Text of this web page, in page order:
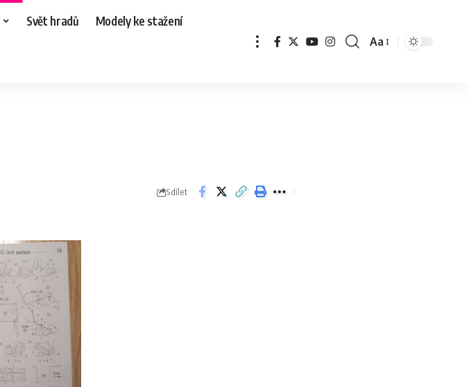
Svět hradů Modely ke stažení
Aa
Sdílet